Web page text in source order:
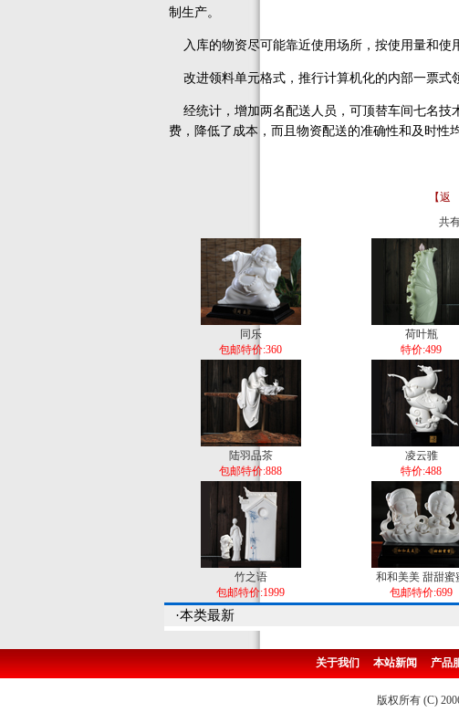
制生产。
入库的物资尽可能靠近使用场所，按使用量和使
改进领料单元格式，推行计算机化的内部一票式
经统计，增加两名配送人员，可顶替车间七名技
费，降低了成本，而且物资配送的准确性和及时性
【返
共
同乐
包邮特价:360
荷叶瓶
特价:499
陆羽品茶
包邮特价:888
凌云骓
特价:488
竹之语
包邮特价:1999
和和美美 甜甜蜜
包邮特价:699
·本类最新
关于我们 本站新闻 产品
版权所有 (C)